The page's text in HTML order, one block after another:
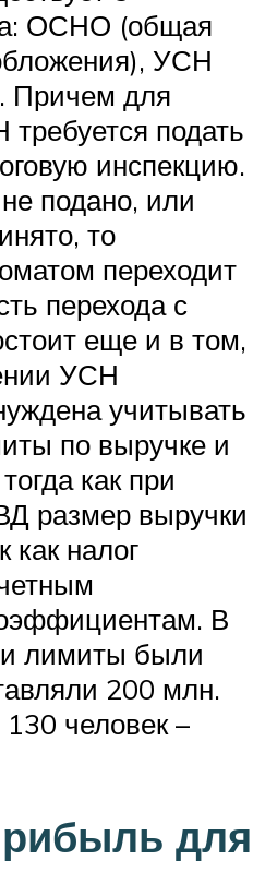
ОСНО (общая
УСН
Причем для
подать
инспекцию.
подано, или
то
переходит
перехода с
еще и в том,
УСН
учитывать
по выручке и
как при
размер выручки
как налог
В
лимиты были
200 млн.
человек –
для